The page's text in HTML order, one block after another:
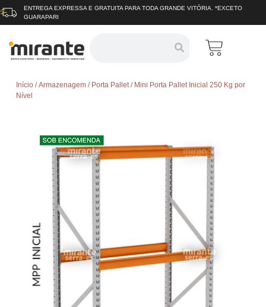
ENTREGA EXPRESSA E GRATUITA PARA TODA GRANDE VITÓRIA. *EXCETO
GUARAPARI
Início/Armazenagem/ Porta Pallet/ Mini Porta Pallet Inicial 250 Kg por
Nível